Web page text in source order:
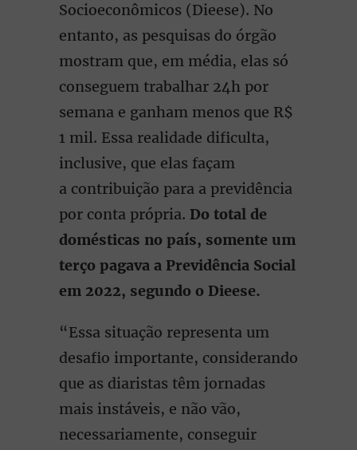
Socioeconômicos (Dieese). No
entanto, as pesquisas do órgão
mostram que, em média, elas só
conseguem trabalhar 24h por
semana e ganham menos que R$
1 mil. Essa realidade dificulta,
inclusive, que elas façam
a contribuição para a previdência
por conta própria. Do total de
domésticas no país, somente um
terço pagava a Previdência Social
em 2022, segundo o Dieese.
“Essa situação representa um
desafio importante, considerando
que as diaristas têm jornadas
mais instáveis, e não vão,
necessariamente, conseguir